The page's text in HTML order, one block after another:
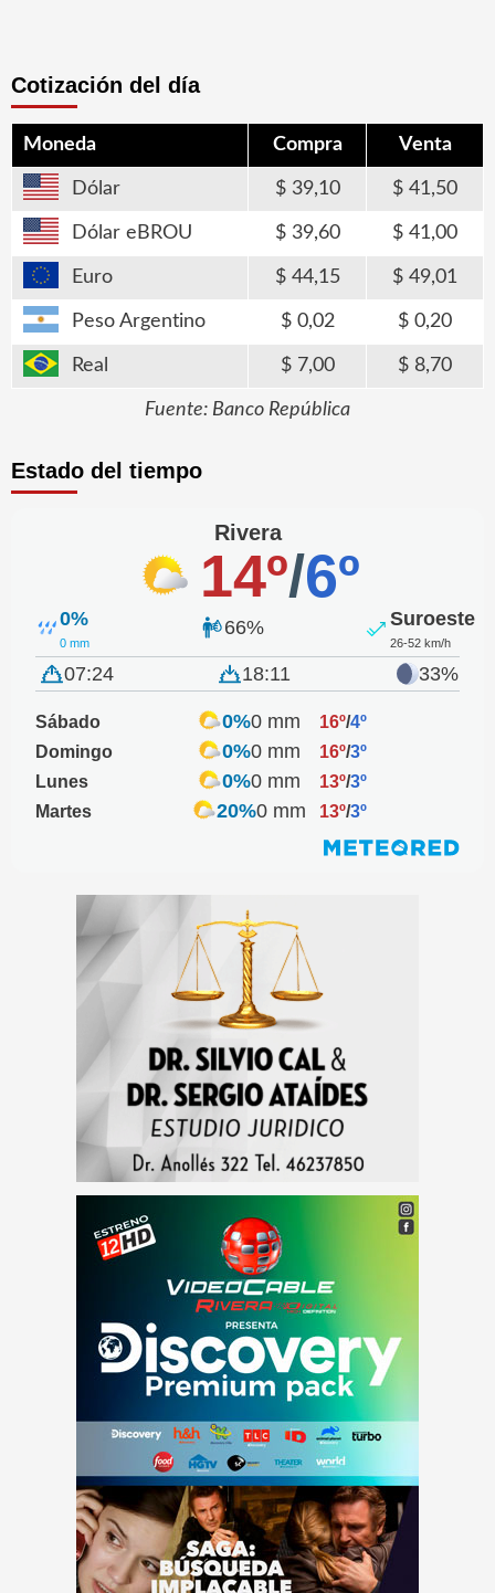
Cotización del día
Moneda Compra Venta
Dólar 39,10 41,50
Dólar eBROU 39,60 41,00
Euro 44,15 49,01
Peso Argentino 0,02 0,20
Real 7,00 8,70
Fuente: Banco República
Estado del tiempo
Rivera
14º/6º
0%
0 mm
66% Suroeste
26-52 km/h
07:24 18:11 33%
Sábado 0%0 mm 16º/4º
Domingo
0%0 mm 16º/3º
Lunes
0%0 mm 13º/3º
Martes
20%0 mm 13º/3º